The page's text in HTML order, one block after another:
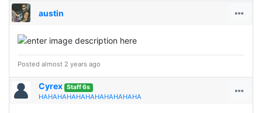
austin
Posted almost 2 years ago
Cyrex Staff 6s
HAHAHAHAHAHAHAHAHAHAHA